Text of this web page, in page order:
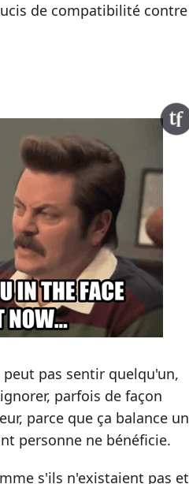
de compatibilité contre
pas sentir quelqu'un,
parfois de façon
parce que ça balance un
personne ne bénéficie.
s'ils n'existaient pas et